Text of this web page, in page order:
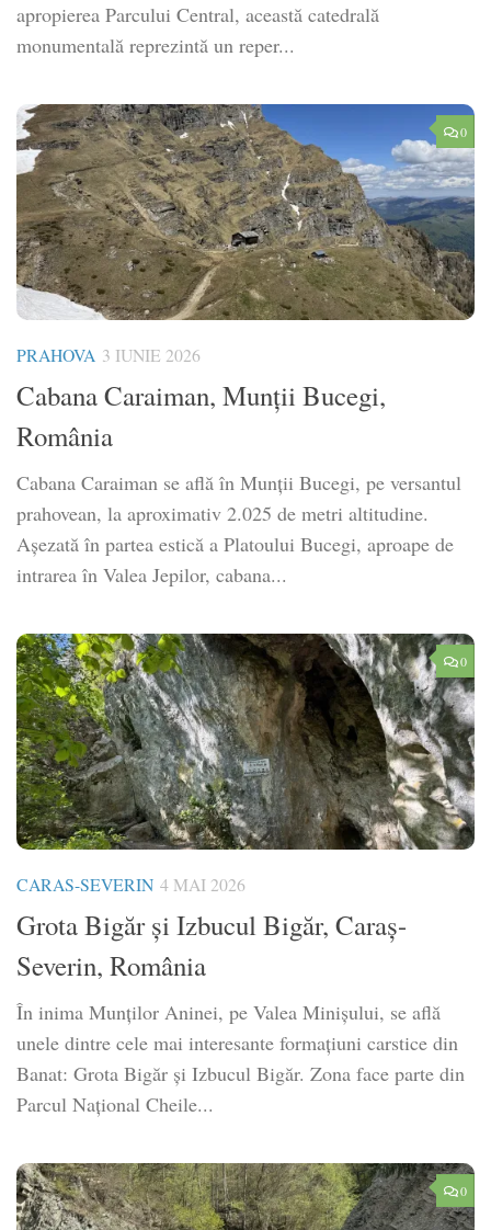
apropierea Parcului Central, această catedrală
monumentală reprezintă un reper...
0
PRAHOVA 3 IUNIE 2026
Cabana Caraiman, Munții Bucegi,
România
Cabana Caraiman se află în Munții Bucegi, pe versantul
prahovean, la aproximativ 2.025 de metri altitudine.
Așezată în partea estică a Platoului Bucegi, aproape de
intrarea în Valea Jepilor, cabana...
0
CARAS-SEVERIN 4 MAI 2026
Grota Bigăr și Izbucul Bigăr, Caraș-
Severin, România
În inima Munților Aninei, pe Valea Minișului, se află
unele dintre cele mai interesante formațiuni carstice din
Banat: Grota Bigăr și Izbucul Bigăr. Zona face parte din
Parcul Național Cheile...
0